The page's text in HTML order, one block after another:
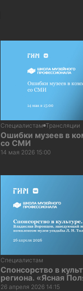
Специалистам Трансляции
Ошибки музеев в
со СМИ
14 мая 2026 15:00
Специалистам
Спонсорство в
региона. «Ясная
26 апреля 2026 14:15